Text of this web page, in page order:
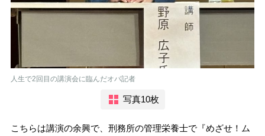
人生で2回目の講演会に臨んだオバ記者
写真10枚
こちらは講演の余興で、刑務所の管理栄養士で『めざせ！ム